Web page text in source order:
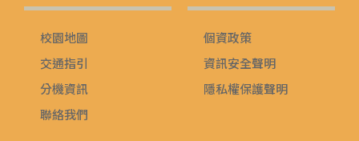
校園地圖
交通指引
分機資訊
聯絡我們
個資政策
資訊安全聲明
隱私權保護聲明